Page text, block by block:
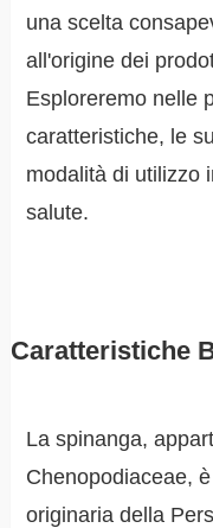
una scelta
all'origine dei
Esploreremo nelle
caratteristiche, le
modalità di utilizzo
salute.
Caratteristiche
La spinanga,
Chenopodiaceae,
originaria della